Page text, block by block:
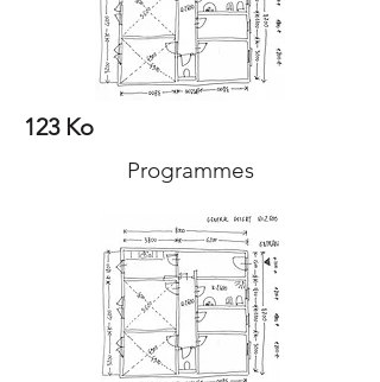
123 Ko
Programmes